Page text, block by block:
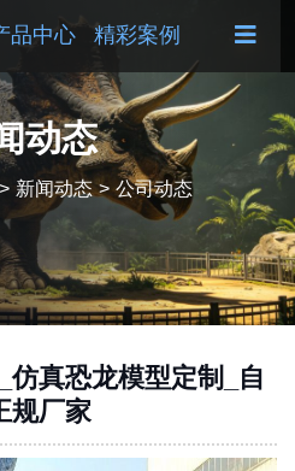
品中心 精彩案例
动态
> 新闻动态 > 公司动态
仿真恐龙模型定制_自
规厂家